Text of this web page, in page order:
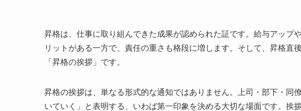
昇格は、仕事に取り組んできた成果が認められた証です。給与アップ
リットがある一方で、責任の重さも格段に増します。そして、昇格直
「昇格の挨拶」です。
昇格の挨拶は、単なる形式的な通知ではありません。上司・部下・同
いていく」と表明する、いわば第一印象を決める大切な場面です。挨